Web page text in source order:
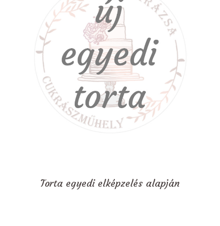
Torta egyedi elképzelés alapján